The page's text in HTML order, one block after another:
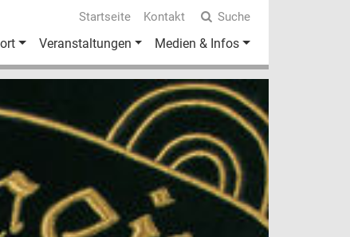
Startseite Kontakt Suche
Veranstaltungen Medien & Infos